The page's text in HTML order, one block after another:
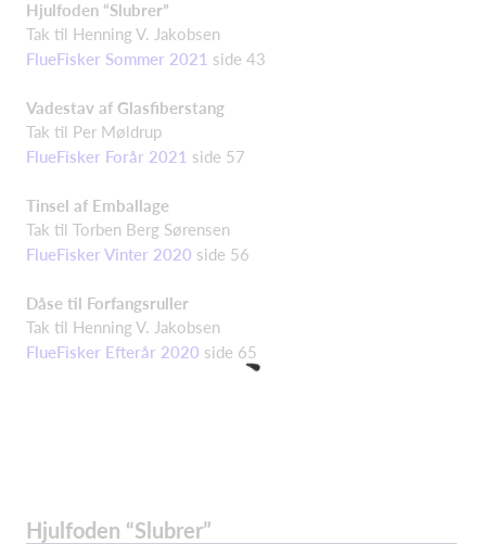
Hjulfoden “Slubrer”
Tak til Henning V. Jakobsen
FlueFisker Sommer 2021 side 43
Vadestav af Glasfiberstang
Tak til Per Møldrup
FlueFisker Forår 2021 side 57
Tinsel af Emballage
Tak til Torben Berg Sørensen
FlueFisker Vinter 2020 side 56
Dåse til Forfangsruller
Tak til Henning V. Jakobsen
FlueFisker Efterår 2020 side 65
Hjulfoden “Slubrer”